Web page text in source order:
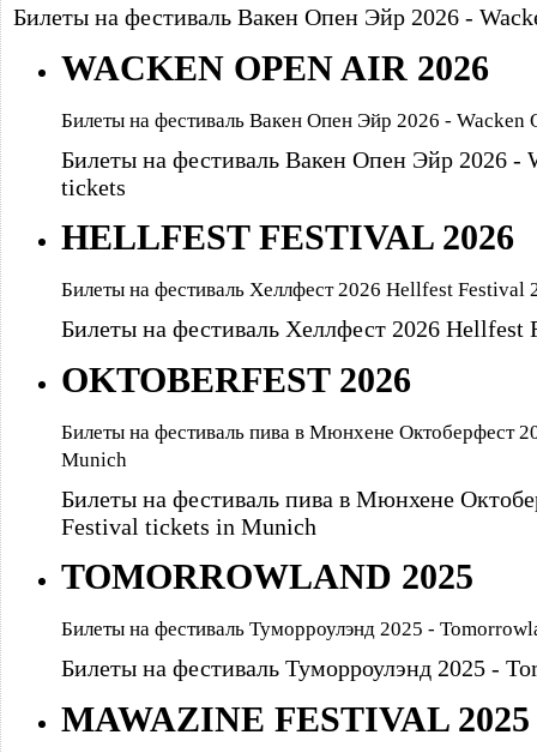
Билеты на фестиваль Вакен Опен Эйр 2026 -
WACKEN OPEN AIR 2026
Билеты на фестиваль Вакен Опен Эйр 2026 -
Билеты на фестиваль Вакен Опен Эйр 2026 -
tickets
HELLFEST FESTIVAL 2026
Билеты на фестиваль Хеллфест 2026 Hellfest Festival
Билеты на фестиваль Хеллфест 2026 Hellfest
OKTOBERFEST 2026
Билеты на фестиваль пива в Мюнхене Октоберфест
Munich
Билеты на фестиваль пива в Мюнхене
Festival tickets in Munich
TOMORROWLAND 2025
Билеты на фестиваль Туморроулэнд 2025 -
Билеты на фестиваль Туморроулэнд 2025 -
MAWAZINE FESTIVAL 2025